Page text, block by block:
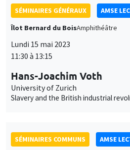
SÉMINAIRES GÉNÉRAUX
AMSE
Îlot Bernard du BoisAmphithéâtre
Lundi 15 mai 2023
11:30 à 13:15
Hans-Joachim Voth
University of Zurich
Slavery and the British industrial
SÉMINAIRES COMMUNS AMSE